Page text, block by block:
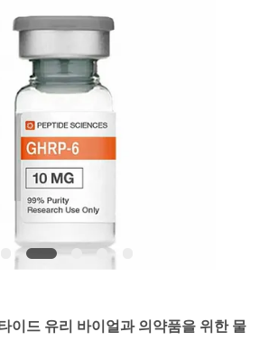
이드 유리 바이얼과 의약품을 위한 물